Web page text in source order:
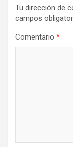
Tu dirección de
campos
Comentario *